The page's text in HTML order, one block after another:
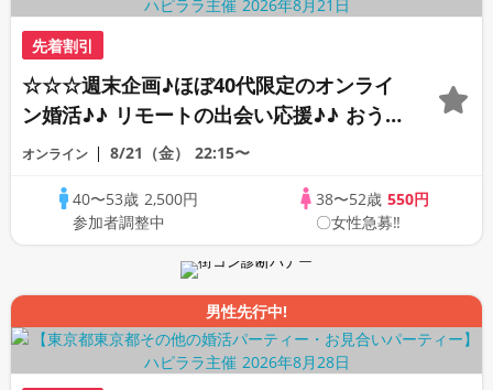
先着割引
☆☆☆週末企画♪ほぼ40代限定のオンライ
ン婚活♪♪ リモートの出会い応援♪♪ おう
ちで乾杯しませんか♪♪ ☆全国の方が対象
PARTY!!
オンライン 8/21（金） 22:15〜
40〜53歳 2,500円
参加者調整中
38〜52歳 550円
〇女性急募‼
男性先行中!